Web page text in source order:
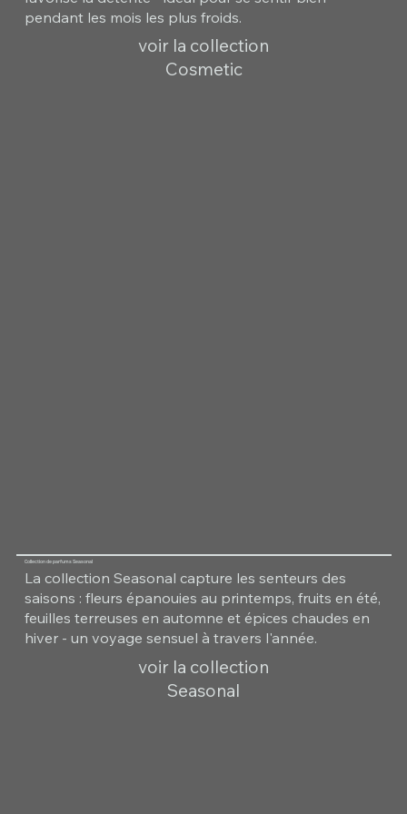
pendant les mois les plus froids.
voir la collection
Cosmetic
Collection de parfums Seasonal
La collection Seasonal capture les senteurs des
saisons : fleurs épanouies au printemps, fruits en été,
feuilles terreuses en automne et épices chaudes en
hiver - un voyage sensuel à travers l'année.
voir la collection
Seasonal